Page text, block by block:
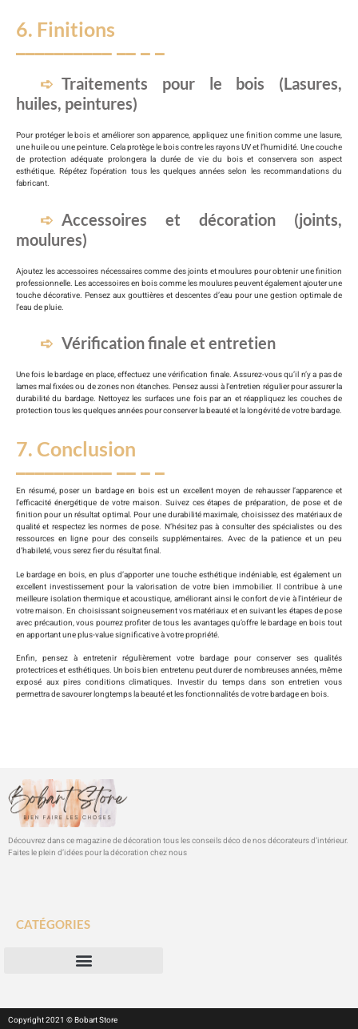
6. Finitions
Traitements pour le bois (Lasures,
huiles, peintures)
Pour protéger le bois et améliorer son apparence, appliquez une finition comme une lasure,
une huile ou une peinture. Cela protège le bois contre les rayons UV et l’humidité. Une couche
de protection adéquate prolongera la durée de vie du bois et conservera son aspect
esthétique. Répétez l’opération tous les quelques années selon les recommandations du
fabricant.
Accessoires et décoration (joints,
moulures)
Ajoutez les accessoires nécessaires comme des joints et moulures pour obtenir une finition
professionnelle. Les accessoires en bois comme les moulures peuvent également ajouter une
touche décorative. Pensez aux gouttières et descentes d’eau pour une gestion optimale de
l’eau de pluie.
Vérification finale et entretien
Une fois le bardage en place, effectuez une vérification finale. Assurez-vous qu’il n’y a pas de
lames mal fixées ou de zones non étanches. Pensez aussi à l’entretien régulier pour assurer la
durabilité du bardage. Nettoyez les surfaces une fois par an et réappliquez les couches de
protection tous les quelques années pour conserver la beauté et la longévité de votre bardage.
7. Conclusion
En résumé, poser un bardage en bois est un excellent moyen de rehausser l’apparence et
l’efficacité énergétique de votre maison. Suivez ces étapes de préparation, de pose et de
finition pour un résultat optimal. Pour une durabilité maximale, choisissez des matériaux de
qualité et respectez les normes de pose. N’hésitez pas à consulter des spécialistes ou des
ressources en ligne pour des conseils supplémentaires. Avec de la patience et un peu
d’habileté, vous serez fier du résultat final.
Le bardage en bois, en plus d’apporter une touche esthétique indéniable, est également un
excellent investissement pour la valorisation de votre bien immobilier. Il contribue à une
meilleure isolation thermique et acoustique, améliorant ainsi le confort de vie à l’intérieur de
votre maison. En choisissant soigneusement vos matériaux et en suivant les étapes de pose
avec précaution, vous pourrez profiter de tous les avantages qu’offre le bardage en bois tout
en apportant une plus-value significative à votre propriété.
Enfin, pensez à entretenir régulièrement votre bardage pour conserver ses qualités
protectrices et esthétiques. Un bois bien entretenu peut durer de nombreuses années, même
exposé aux pires conditions climatiques. Investir du temps dans son entretien vous
permettra de savourer longtemps la beauté et les fonctionnalités de votre bardage en bois.
Découvrez dans ce magazine de décoration tous les conseils déco de nos décorateurs d’intérieur.
Faites le plein d’idées pour la décoration chez nous
CATÉGORIES
Copyright 2021 © Bobart Store